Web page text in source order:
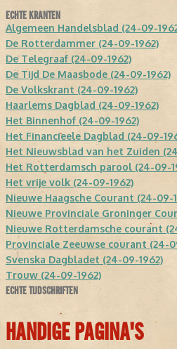
ECHTE KRANTEN
Algemeen Handelsblad (24-09-
De Rotterdammer (24-09-1962)
De Telegraaf (24-09-1962)
De Tijd De Maasbode (24-09-1962)
De Volkskrant (24-09-1962)
Haarlems Dagblad (24-09-1962)
Het Binnenhof (24-09-1962)
Het Financieele Dagblad (24-09-
Het Nieuwsblad van het Zuiden
Het Rotterdamsch parool (24-09-
Het vrije volk (24-09-1962)
Nieuwe Haagsche Courant (24-09-
Nieuwe Provinciale Groninger
Nieuwe Rotterdamsche courant
Provinciale Zeeuwse courant (24-
Svenska Dagbladet (24-09-1962)
Trouw (24-09-1962)
ECHTE TIJDSCHRIFTEN
HANDIGE PAGINA'S